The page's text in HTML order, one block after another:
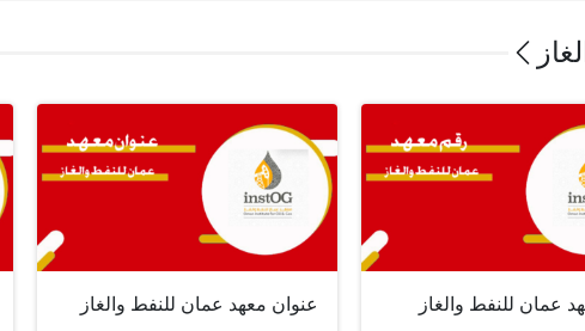
عمان للنفط والغاز عنوان معهد عمان للنفط والغاز